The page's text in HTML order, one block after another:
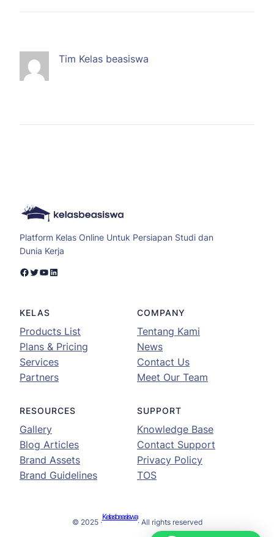
Tim Kelas beasiswa
Platform Kelas Online Untuk Persiapan Studi dan
Dunia Kerja
Facebook Twitter YouTube LinkedIn
KELAS
Products List
Plans & Pricing
Services
Partners
COMPANY
Tentang Kami
News
Contact Us
Meet Our Team
RESOURCES
Gallery
Blog Articles
Brand Assets
Brand Guidelines
SUPPORT
Knowledge Base
Contact Support
Privacy Policy
TOS
© 2025 ·
Kelasbeasiswa
· All rights reserved